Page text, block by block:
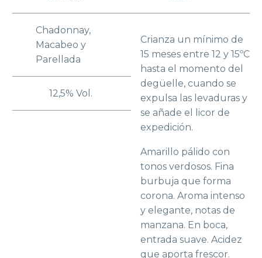
Chadonnay,
Macabeo y
Parellada
12,5% Vol.
Crianza un mínimo de
15 meses entre 12 y 15ºC
hasta el momento del
degüelle, cuando se
expulsa las levaduras y
se añade el licor de
expedición.
Amarillo pálido con
tonos verdosos. Fina
burbuja que forma
corona. Aroma intenso
y elegante, notas de
manzana. En boca,
entrada suave. Acidez
que aporta frescor.